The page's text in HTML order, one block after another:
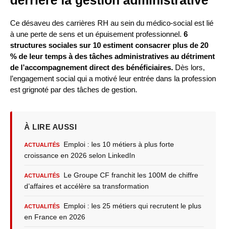
Ce désaveu des carrières RH au sein du médico-social est lié
à une perte de sens et un épuisement professionnel. 6
structures sociales sur 10 estiment consacrer plus de 20
% de leur temps à des tâches administratives au détriment
de l’accompagnement direct des bénéficiaires. Dès lors,
l’engagement social qui a motivé leur entrée dans la profession
est grignoté par des tâches de gestion.
À LIRE AUSSI
ACTUALITÉS
Emploi : les 10 métiers à plus forte
croissance en 2026 selon LinkedIn
ACTUALITÉS
Le Groupe CF franchit les 100M de chiffre
d’affaires et accélère sa transformation
ACTUALITÉS
Emploi : les 25 métiers qui recrutent le plus
en France en 2026